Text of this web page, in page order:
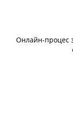
Онлайн-процес